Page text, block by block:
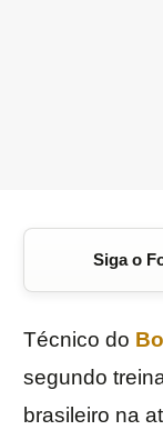
Siga o
Técnico do
segundo
brasileiro na